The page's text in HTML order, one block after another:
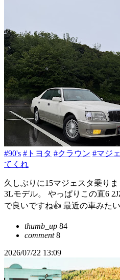
#90's #トヨタ #クラウン #マジ
てくれ
久しぶりに15マジェスタ乗り
3Lモデル。 やっぱりこの直6
で良いですね👍 最近の車みた
thumb_up 84
comment8
2026/07/22 13:09